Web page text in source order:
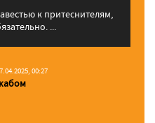
к притеснителям,
...
00:27